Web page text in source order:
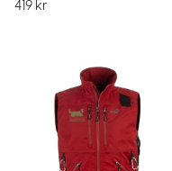
419 kr